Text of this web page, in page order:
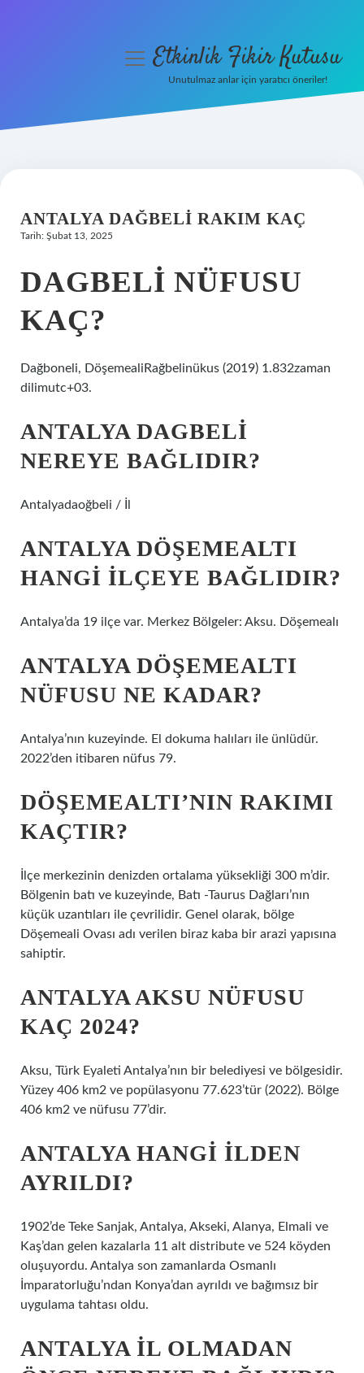
Hakkımızda
menüyüEtkinlik Fikir Kutusu
Unutulmaz anlar için yaratıcı öneriler!
ANTALYA DAĞBELI RAKIM KAÇ
Tarih: Şubat 13, 2025
DAGBELI NÜFUSU
KAÇ?
Dağboneli, DöşemealiRağbelinükus (2019) 1.832zaman
dilimutc+03.
ANTALYA DAGBELI
NEREYE BAĞLIDIR?
Antalyadaoğbeli / İl
ANTALYA DÖŞEMEALTI
HANGI ILÇEYE BAĞLIDIR?
Antalya’da 19 ilçe var. Merkez Bölgeler: Aksu. Döşemealı
ANTALYA DÖŞEMEALTI
NÜFUSU NE KADAR?
Antalya’nın kuzeyinde. El dokuma halıları ile ünlüdür.
2022’den itibaren nüfus 79.
DÖŞEMEALTI’NIN RAKIMI
KAÇTIR?
İlçe merkezinin denizden ortalama yüksekliği 300 m’dir.
Bölgenin batı ve kuzeyinde, Batı -Taurus Dağları’nın
küçük uzantıları ile çevrilidir. Genel olarak, bölge
Döşemeali Ovası adı verilen biraz kaba bir arazi yapısına
sahiptir.
ANTALYA AKSU NÜFUSU
KAÇ 2024?
Aksu, Türk Eyaleti Antalya’nın bir belediyesi ve bölgesidir.
Yüzey 406 km2 ve popülasyonu 77.623’tür (2022). Bölge
406 km2 ve nüfusu 77’dir.
ANTALYA HANGI ILDEN
AYRILDI?
1902’de Teke Sanjak, Antalya, Akseki, Alanya, Elmali ve
Kaş’dan gelen kazalarla 11 alt distribute ve 524 köyden
oluşuyordu. Antalya son zamanlarda Osmanlı
İmparatorluğu’ndan Konya’dan ayrıldı ve bağımsız bir
uygulama tahtası oldu.
ANTALYA IL OLMADAN